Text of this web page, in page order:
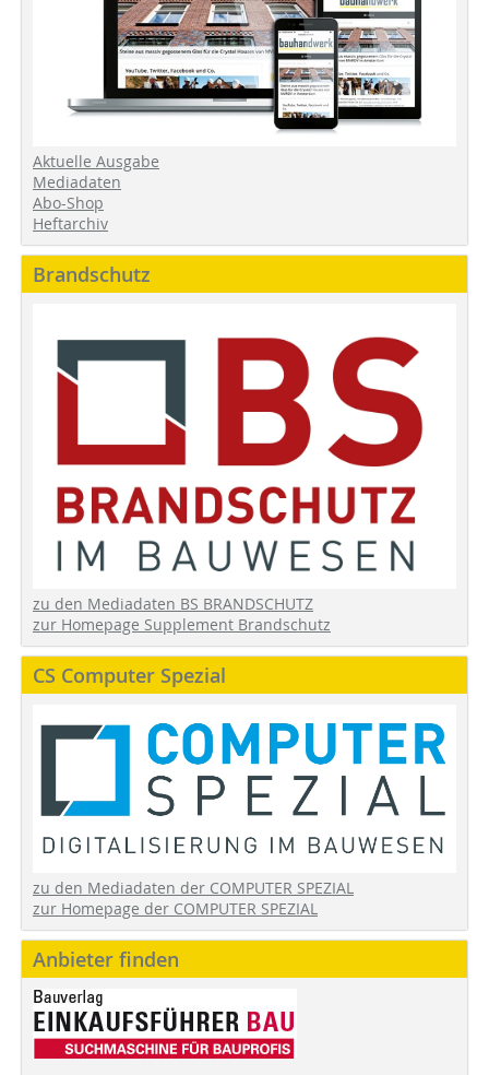
Aktuelle Ausgabe
Mediadaten
Abo-Shop
Heftarchiv
Brandschutz
zu den Mediadaten BS BRANDSCHUTZ
zur Homepage Supplement Brandschutz
CS Computer Spezial
zu den Mediadaten der COMPUTER SPEZIAL
zur Homepage der COMPUTER SPEZIAL
Anbieter finden